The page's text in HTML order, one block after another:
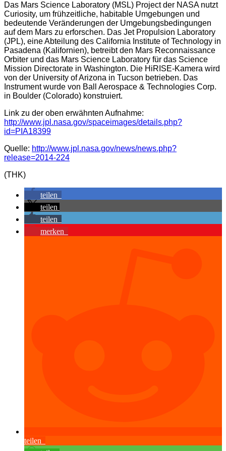
Das Mars Science Laboratory (MSL) Project der NASA nutzt
Curiosity, um frühzeitliche, habitable Umgebungen und
bedeutende Veränderungen der Umgebungsbedingungen
auf dem Mars zu erforschen. Das Jet Propulsion Laboratory
(JPL), eine Abteilung des California Institute of Technology in
Pasadena (Kalifornien), betreibt den Mars Reconnaissance
Orbiter und das Mars Science Laboratory für das Science
Mission Directorate in Washington. Die HiRISE-Kamera wird
von der University of Arizona in Tucson betrieben. Das
Instrument wurde von Ball Aerospace & Technologies Corp.
in Boulder (Colorado) konstruiert.
Link zu der oben erwähnten Aufnahme:
http://www.jpl.nasa.gov/spaceimages/details.php?
id=PIA18399
Quelle: http://www.jpl.nasa.gov/news/news.php?
release=2014-224
(THK)
teilen
teilen
teilen
merken
teilen